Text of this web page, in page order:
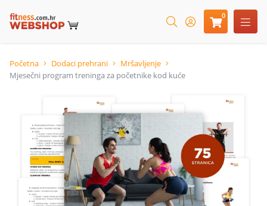
0
Početna Dodaci prehrani
Mršavljenje
Mjesečni program treninga za početnike kod kuće